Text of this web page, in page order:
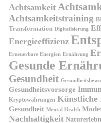
Achtsamkeit
Achtsamkeitstraining
Transformation Digitalisierung
Energieeffizienz
Erneuerbare Energien Ernährung
Gesunde
Gesundheit
Gesundheitsvorsorge
Kryptowährungen Künstliche
Gesundheit Mental Health
Nachhaltigkeit